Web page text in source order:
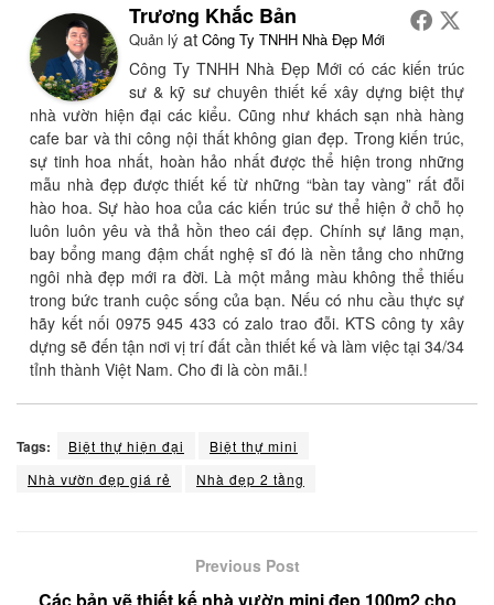
Trương Khắc Bản
Quản lý at Công Ty TNHH Nhà Đẹp Mới
Công Ty TNHH Nhà Đẹp Mới có các kiến trúc
sư & kỹ sư chuyên thiết kế xây dựng biệt thự
nhà vườn hiện đại các kiểu. Cũng như khách sạn nhà hàng
cafe bar và thi công nội thất không gian đẹp. Trong kiến trúc,
sự tinh hoa nhất, hoàn hảo nhất được thể hiện trong những
mẫu nhà đẹp được thiết kế từ những “bàn tay vàng” rất đỗi
hào hoa. Sự hào hoa của các kiến trúc sư thể hiện ở chỗ họ
luôn luôn yêu và thả hồn theo cái đẹp. Chính sự lãng mạn,
bay bổng mang đậm chất nghệ sĩ đó là nền tảng cho những
ngôi nhà đẹp mới ra đời. Là một mảng màu không thể thiếu
trong bức tranh cuộc sống của bạn. Nếu có nhu cầu thực sự
hãy kết nối 0975 945 433 có zalo trao đỗi. KTS công ty xây
dựng sẽ đến tận nơi vị trí đất cần thiết kế và làm việc tại 34/34
tỉnh thành Việt Nam. Cho đi là còn mãi.!
Tags: Biệt thự hiện đại
Biệt thự mini
Nhà vườn đẹp giá rẻ
Nhà đẹp 2 tầng
Previous Post